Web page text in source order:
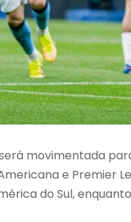
movimentada
e Premier
do Sul,